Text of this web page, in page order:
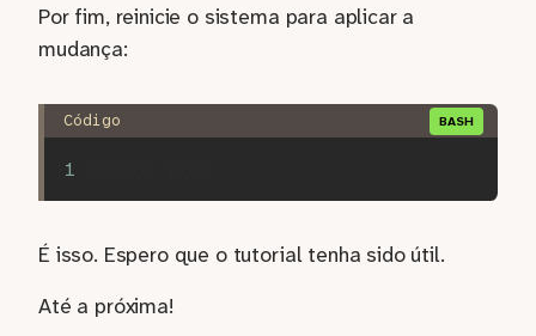
Por fim, reinicie o sistema para aplicar a
mudança:
É isso. Espero que o tutorial tenha sido útil.
Até a próxima!